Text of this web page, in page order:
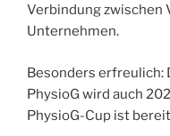
Verbindung zwischen
Unternehmen.
Besonders erfreulich:
PhysioG wird auch
PhysioG-Cup ist